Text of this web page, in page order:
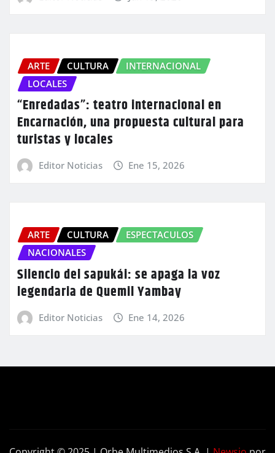
ARTE CULTURA
INTERNACIONAL
LOCALES
“Enredadas”: teatro internacional en
Encarnación, una propuesta cultural para
turistas y locales
Editor Noticias Ene 15, 2026
ARTE CULTURA
ESPECTACULOS
NACIONALES
Silencio del sapukái: se apaga la voz
legendaria de Quemil Yambay
Editor Noticias Ene 14, 2026